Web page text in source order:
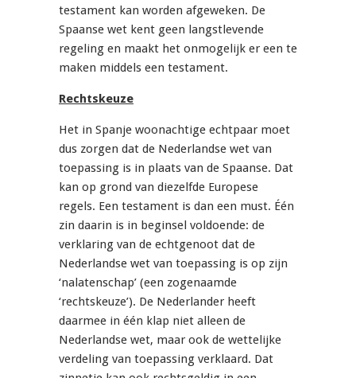
testament kan worden afgeweken. De
Spaanse wet kent geen langstlevende
regeling en maakt het onmogelijk er een te
maken middels een testament.
Rechtskeuze
Het in Spanje woonachtige echtpaar moet
dus zorgen dat de Nederlandse wet van
toepassing is in plaats van de Spaanse. Dat
kan op grond van diezelfde Europese
regels. Een testament is dan een must. Één
zin daarin is in beginsel voldoende: de
verklaring van de echtgenoot dat de
Nederlandse wet van toepassing is op zijn
‘nalatenschap’ (een zogenaamde
‘rechtskeuze’). De Nederlander heeft
daarmee in één klap niet alleen de
Nederlandse wet, maar ook de wettelijke
verdeling van toepassing verklaard. Dat